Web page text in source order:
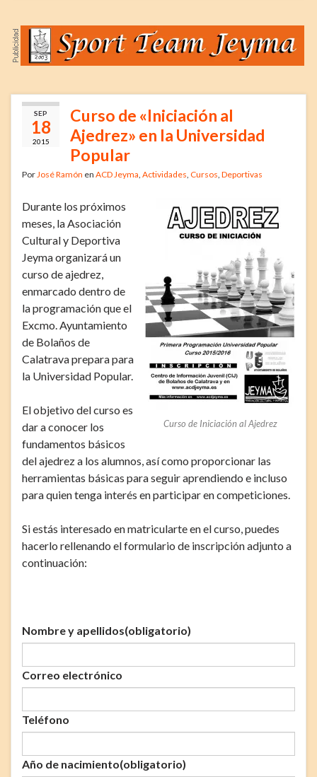
SEP
18
2015
Curso de «Iniciación al
Ajedrez» en la Universidad
Popular
PorJosé Ramón en ACD Jeyma, Actividades, Cursos, Deportivas
Curso de Iniciación al Ajedrez
Durante los próximos
meses, la Asociación
Cultural y Deportiva
Jeyma organizará un
curso de ajedrez,
enmarcado dentro de
la programación que el
Excmo. Ayuntamiento
de Bolaños de
Calatrava prepara para
la Universidad Popular.
El objetivo del curso es
dar a conocer los
fundamentos básicos
del ajedrez a los alumnos, así como proporcionar las
herramientas básicas para seguir aprendiendo e incluso
para quien tenga interés en participar en competiciones.
Si estás interesado en matricularte en el curso, puedes
hacerlo rellenando el formulario de inscripción adjunto a
continuación:
Nombre y apellidos(obligatorio)
Correo electrónico
Teléfono
Año de nacimiento(obligatorio)